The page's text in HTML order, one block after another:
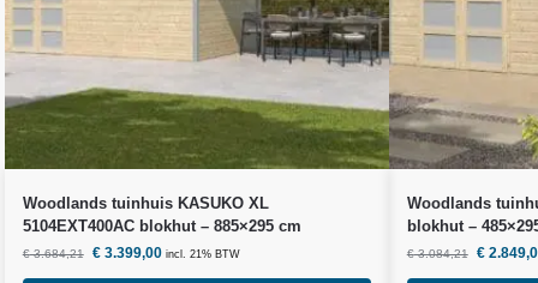
Woodlandstuinhuis KASUKO XL
5104EXT400AC blokhut – 885×295 cm
€3.684,21 €3.399,00 incl. 21% BTW
Woodlands
blokhut –
€3.084,21 €